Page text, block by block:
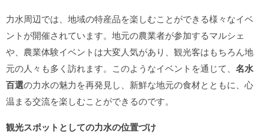
力水周辺では、地域の特産品を楽しむことができる様々なイベ
ントが開催されています。地元の農業者が参加するマルシェ
や、農業体験イベントは大変人気があり、観光客はもちろん地
元の人々も多く訪れます。このようなイベントを通じて、 名水
百選の力水の魅力を再発見し、新鮮な地元の食材とともに、心
温まる交流を楽しむことができるのです。
観光スポットとしての力水の位置づけ